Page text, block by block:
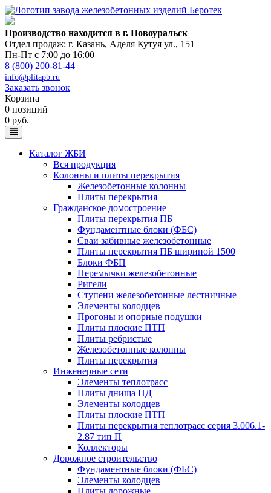
Производство находится в г. Новоуральск
Отдел продаж: г. Казань, Аделя Кутуя ул., 151
Пн-Пт с 7:00 до 16:00
8 (800) 200-81-44
info@plitapb.ru
Заказать звонок
Корзина
0 позиций
0 руб.
Каталог ЖБИ
Вся продукция
Колонны и плиты перекрытия
Железобетонные колонны
Плиты перекрытия
Гражданское домостроение
Плиты перекрытия ПБ
Фундаментные блоки (ФБС)
Сваи забивные железобетонные
Плиты перекрытия ПБ шириной 1500
Блоки ФБП
Перемычки железобетонные
Ригели
Ступени железобетонные лестничные
Элементы колодцев
Прогоны и опорные подушки
Плиты плоские ПТП
Плиты ребристые
Железобетонные колонны
Плиты перекрытия
Инженерные сети
Элементы теплотрасс
Плиты днища ПД
Элементы колодцев
Плиты плоские ПТП
Плиты перекрытия теплотрасс серия 3.006.1-
2.87 тип П
Коллекторы
Дорожное строительство
Фундаментные блоки (ФБС)
Элементы колодцев
Плиты дорожные